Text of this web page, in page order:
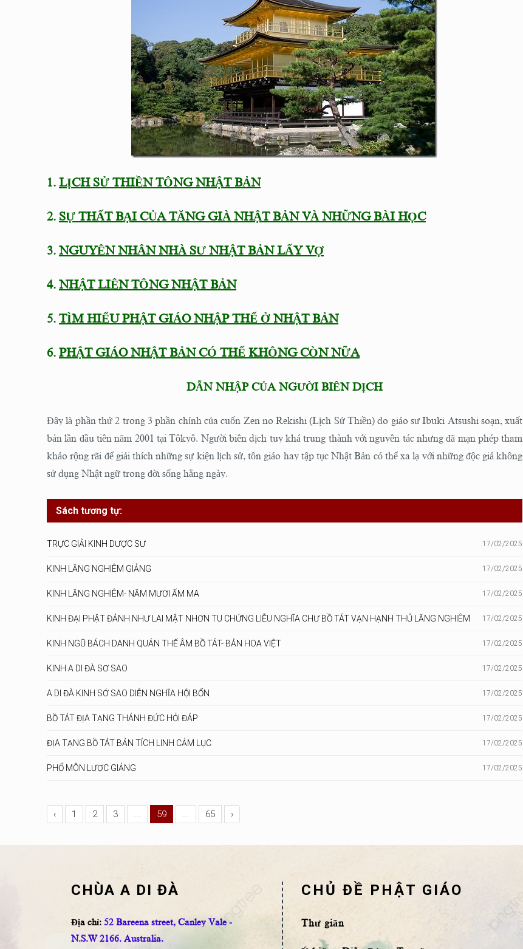
1. LỊCH SỬ THIỀN TÔNG NHẬT BẢN
2. SỰ THẤT BẠI CỦA TĂNG GIÀ NHẬT BẢN VÀ NHỮNG BÀI HỌC
3. NGUYÊN NHÂN NHÀ SƯ NHẬT BẢN LẤY VỢ
4. NHẬT LIÊN TÔNG NHẬT BẢN
5. TÌM HIỂU PHẬT GIÁO NHẬP THẾ Ở NHẬT BẢN
6. PHẬT GIÁO NHẬT BẢN CÓ THẾ KHÔNG CÒN NỮA
DẪN NHẬP CỦA NGƯỜI BIÊN DỊCH
Đây là phần thứ 2 trong 3 phần chính của cuốn Zen no Rekishi (Lịch Sử Thiền) do giáo sư Ibuki Atsushi soạn, xuất
bản lần đầu tiên năm 2001 tại Tôkyô. Người biên dịch tuy khá trung thành với nguyên tác nhưng đã mạn phép tham
khảo rộng rãi để giải thích những sự kiện lịch sử, tôn giáo hay tập tục Nhật Bản có thể xa lạ với những độc giả không
sử dụng Nhật ngữ trong đời sống hằng ngày.
Sách tương tự:
TRỰC GIẢI KINH DƯỢC SƯ 17/02/2025
KINH LĂNG NGHIÊM GIẢNG 17/02/2025
KINH LĂNG NGHIÊM- NĂM MƯƠI ẤM MA 17/02/2025
KINH ĐẠI PHẬT ĐẢNH NHƯ LAI MẬT NHƠN TU CHỨNG LIỄU NGHĨA CHƯ BỒ TÁT VẠN HẠNH THỦ LĂNG NGHIÊM 17/02/2025
KINH NGŨ BÁCH DANH QUÁN THẾ ÂM BỒ TÁT- BẢN HOA VIỆT 17/02/2025
KINH A DI ĐÀ SƠ SAO 17/02/2025
A DI ĐÀ KINH SỚ SAO DIỄN NGHĨA HỘI BỔN 17/02/2025
BỒ TÁT ĐỊA TẠNG THÁNH ĐỨC HỎI ĐÁP 17/02/2025
ĐỊA TẠNG BỒ TÁT BẢN TÍCH LINH CẢM LỤC 17/02/2025
PHỔ MÔN LƯỢC GIẢNG 17/02/2025
‹ 1 2 3 ... 59 ... 65 ›
CHÙA A DI ĐÀ
Địa chỉ: 52 Bareena street, Canley Vale -
N.S.W 2166. Australia.
CHỦ ĐỀ PHẬT GIÁO
Thư giãn